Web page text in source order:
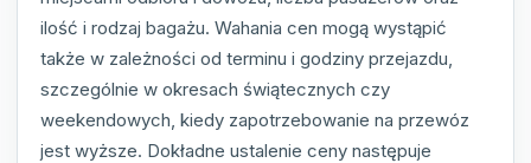
ilość i rodzaj bagażu. Wahania cen mogą wystąpić
także w zależności od terminu i godziny przejazdu,
szczególnie w okresach świątecznych czy
weekendowych, kiedy zapotrzebowanie na przewóz
jest wyższe. Dokładne ustalenie ceny następuje